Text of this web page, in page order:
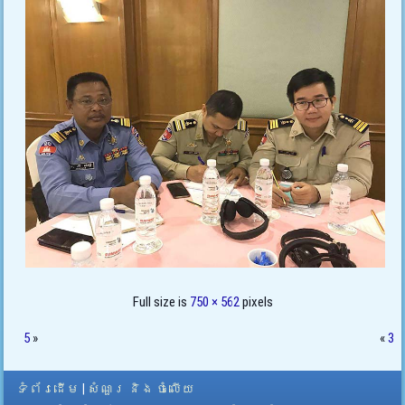
Full size is 750 × 562pixels
5 » «3
ទំព័រដើម
សំណួរ និង ចំលើយ